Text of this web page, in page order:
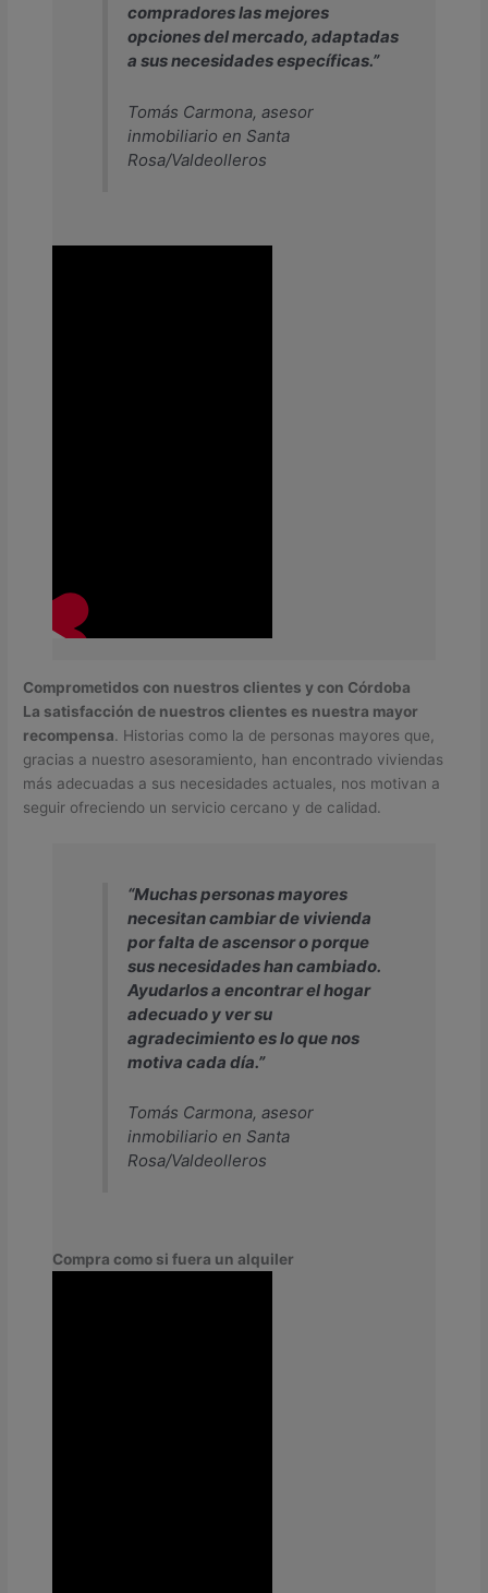
compradores las mejores
opciones del mercado, adaptadas
a sus necesidades específicas.”
Tomás Carmona, asesor
inmobiliario en Santa
Rosa/Valdeolleros
Comprometidos con nuestros clientes y con Córdoba
La satisfacción de nuestros clientes es nuestra mayor
recompensa. Historias como la de personas mayores que,
gracias a nuestro asesoramiento, han encontrado viviendas
más adecuadas a sus necesidades actuales, nos motivan a
seguir ofreciendo un servicio cercano y de calidad.
“Muchas personas mayores
necesitan cambiar de vivienda
por falta de ascensor o porque
sus necesidades han cambiado.
Ayudarlos a encontrar el hogar
adecuado y ver su
agradecimiento es lo que nos
motiva cada día.”
Tomás Carmona, asesor
inmobiliario en Santa
Rosa/Valdeolleros
Compra como si fuera un alquiler